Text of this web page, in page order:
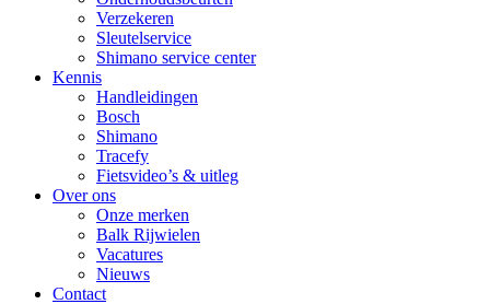
Verzekeren
Sleutelservice
Shimano service center
Kennis
Handleidingen
Bosch
Shimano
Tracefy
Fietsvideo’s & uitleg
Over ons
Onze merken
Balk Rijwielen
Vacatures
Nieuws
Contact